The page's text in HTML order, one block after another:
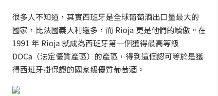
很多人不知道，其實西班牙是全球葡萄酒出口量最大的
國家，比法國義大利還多，而 Rioja 更是他們的驕傲。在
1991 年 Rioja 就成為西班牙第一個獲得最高等級
DOCa（法定優質產區）的產區，得到這個認可等於是獲
得西班牙掛保證的國家級優質葡萄酒。